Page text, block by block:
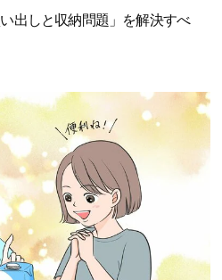
出しと収納問題」を解決すべ